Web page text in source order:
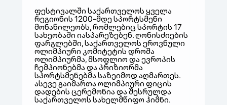
ფესტივალში საქართველოს ყველა
რეგიონის 1200-მდე სპორტსმენი
მონაწილეობს, რომლებიც სპორტის 17
სახეობაში იასპარეზებენ. ღონისძიების
ფარგლებში, საქართველოს ეროვნული
ოლიმპიური კომიტეტის დროშა
ოლიმპიურმა, მსოფლიო და ევროპის
ჩემპიონებმა და პრიზიორმა
სპორტსმენებმა საზეიმოდ აღმართეს.
ასევე გაიმართა ოლიმპიური ფიცის
დადების ცერემონია და შესრულდა
საქართველოს სახელმწიფო ჰიმნი.